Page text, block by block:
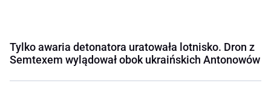
Tylko awaria detonatora uratowała lotnisko. Dron z
Semtexem wylądował obok ukraińskich Antonowów